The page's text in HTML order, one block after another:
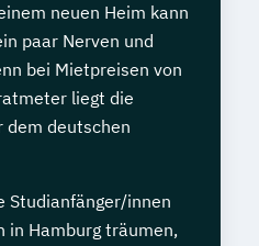
neuen Heim kann
paar Nerven und
bei Mietpreisen von
liegt die
dem deutschen
Studianfänger/innen
in Hamburg träumen,